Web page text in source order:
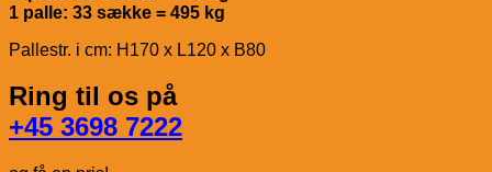
1 palle: 33 sække = 495 kg
Pallestr. i cm: H170 x L120 x B80
Ring til os på
+45 3698 7222